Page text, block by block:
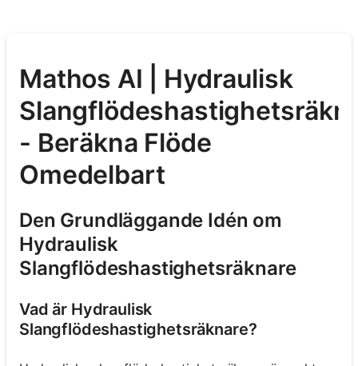
Mathos AI | Hydraulisk
- Beräkna Flöde
Omedelbart
Den Grundläggande Idén om
Hydraulisk
Slangflödeshastighetsräknare
Vad är Hydraulisk
Slangflödeshastighetsräknare?